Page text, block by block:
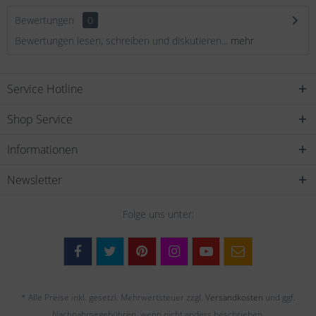
Bewertungen
0
Bewertungen lesen, schreiben und diskutieren... mehr
Service Hotline
Shop Service
Informationen
Newsletter
Folge uns unter:
* Alle Preise inkl. gesetzl. Mehrwertsteuer zzgl. Versandkosten und ggf.